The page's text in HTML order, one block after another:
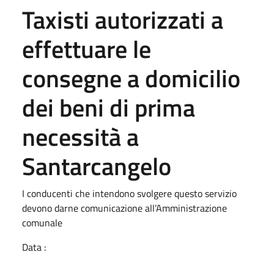
Taxisti autorizzati a
effettuare le
consegne a domicilio
dei beni di prima
necessità a
Santarcangelo
I conducenti che intendono svolgere questo servizio
devono darne comunicazione all’Amministrazione
comunale
Data :